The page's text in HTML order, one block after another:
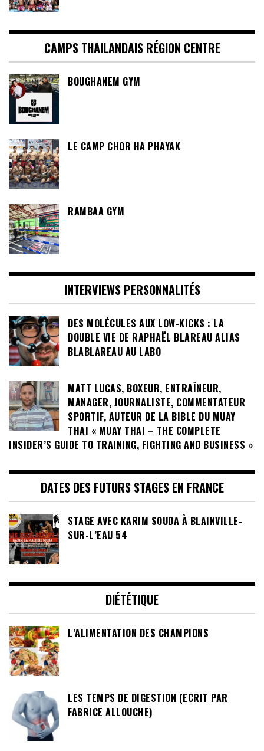
CAMPS THAILANDAIS RÉGION CENTRE
BOUGHANEM GYM
LE CAMP CHOR HA PHAYAK
RAMBAA GYM
INTERVIEWS PERSONNALITÉS
DES MOLÉCULES AUX LOW-KICKS : LA
DOUBLE VIE DE RAPHAËL BLAREAU ALIAS
BLABLAREAU AU LABO
MATT LUCAS, BOXEUR, ENTRAÎNEUR,
MANAGER, JOURNALISTE, COMMENTATEUR
SPORTIF, AUTEUR DE LA BIBLE DU MUAY
THAI « MUAY THAI – THE COMPLETE
INSIDER’S GUIDE TO TRAINING, FIGHTING AND BUSINESS »
DATES DES FUTURS STAGES EN FRANCE
STAGE AVEC KARIM SOUDA À BLAINVILLE-
SUR-L’EAU 54
DIÉTÉTIQUE
L’ALIMENTATION DES CHAMPIONS
LES TEMPS DE DIGESTION (ECRIT PAR
FABRICE ALLOUCHE)